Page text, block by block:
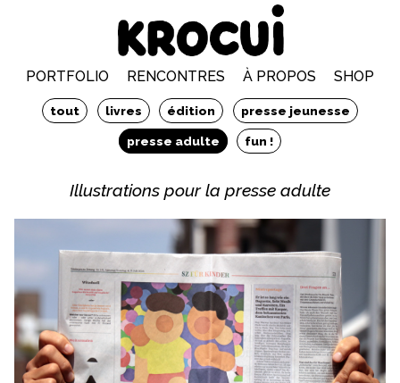
PORTFOLIO RENCONTRES À PROPOS SHOP
tout livres édition presse jeunesse
presse adulte fun !
Illustrations pour la presse adulte